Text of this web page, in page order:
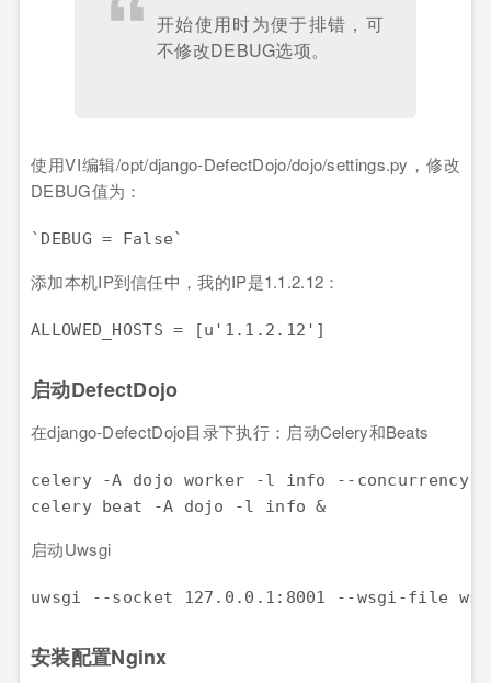
开始使用时为便于排错，可
不修改DEBUG选项。
使用VI编辑/opt/django-DefectDojo/dojo/settings.py，修改
DEBUG值为：
添加本机IP到信任中，我的IP是1.1.2.12：
启动DefectDojo
在django-DefectDojo目录下执行：启动Celery和Beats
celery -A dojo worker -l info --concurrency 3
启动Uwsgi
安装配置Nginx